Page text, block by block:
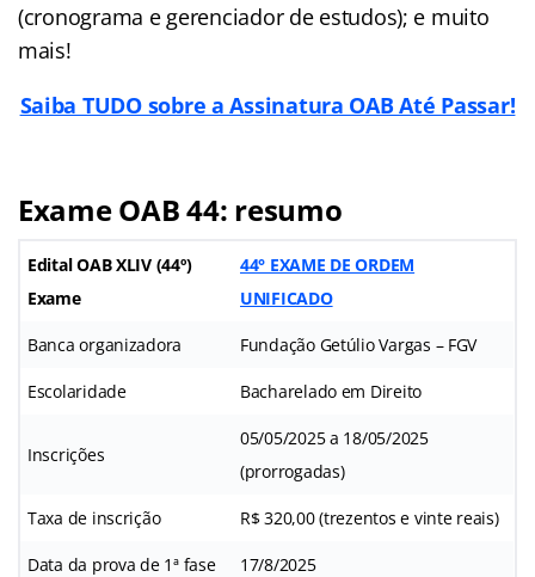
(cronograma e gerenciador de estudos); e muito
mais!
Saiba TUDO sobre a Assinatura OAB Até Passar!
Exame OAB 44: resumo
Edital OAB XLIV (44º)
Exame
44° EXAME DE ORDEM
UNIFICADO
Banca organizadora Fundação Getúlio Vargas – FGV
Escolaridade Bacharelado em Direito
Inscrições
05/05/2025 a 18/05/2025
(prorrogadas)
Taxa de inscrição R$ 320,00 (trezentos e vinte reais)
Data da prova de 1ª fase 17/8/2025